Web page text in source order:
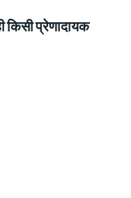
किसी प्रेणादायक